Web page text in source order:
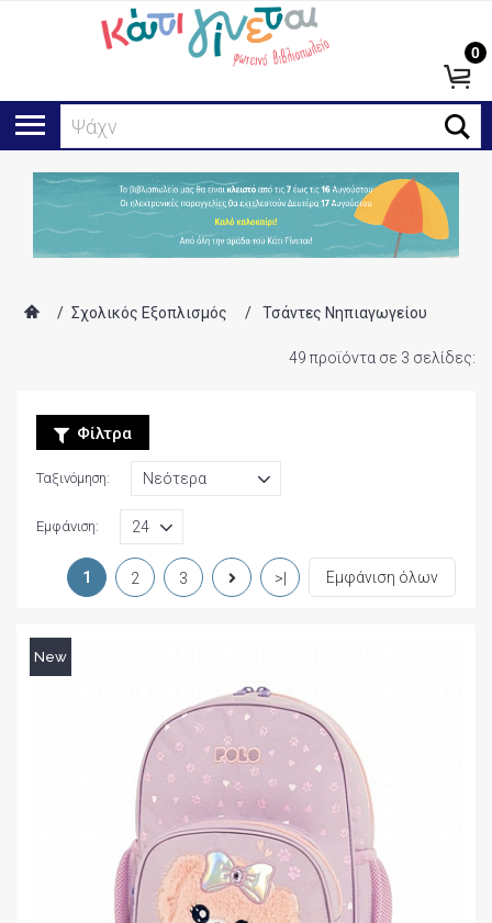
Αναζ
0
/ Σχολικός Εξοπλισμός / Τσάντες Νηπιαγωγείου
49 προϊόντα σε 3 σελίδες:
Φίλτρα
Ταξινόμηση:
Εμφάνιση:
1 2 3 >| Εμφάνιση όλων
New